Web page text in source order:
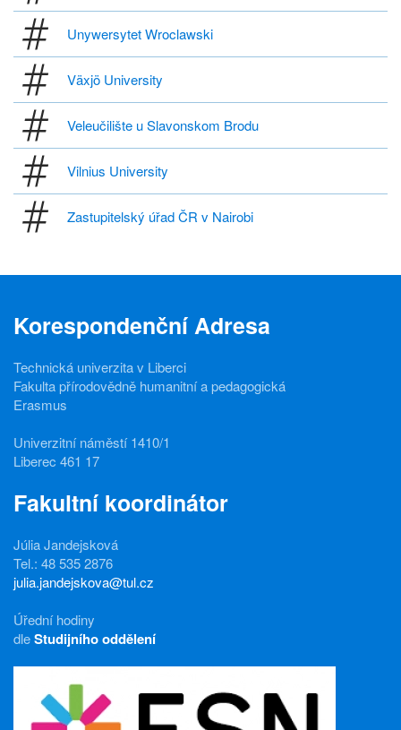
Unywersytet Wroclawski
Växjö University
Veleučilište u Slavonskom Brodu
Vilnius University
Zastupitelský úřad ČR v Nairobi
Korespondenční Adresa
Technická univerzita v Liberci
Fakulta přírodovědně humanitní a pedagogická
Erasmus
Univerzitní náměstí 1410/1
Liberec 461 17
Fakultní koordinátor
Júlia Jandejsková
Tel.: 48 535 2876
julia.jandejskova@tul.cz
Úřední hodiny
dleStudijního oddělení